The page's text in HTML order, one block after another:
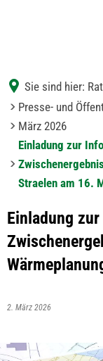
Sie sind hier:
Presse- und
März 2026
Einladung zur
Straelen am 16.
Einladung
2. März 2026